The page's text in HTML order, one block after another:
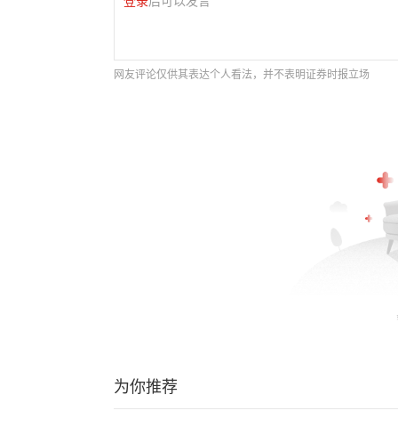
网友评论仅供其表达个人看法，并不表明证券时报立场
为你推荐